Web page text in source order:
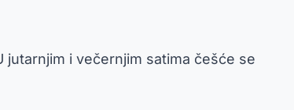
i večernjim satima češće se